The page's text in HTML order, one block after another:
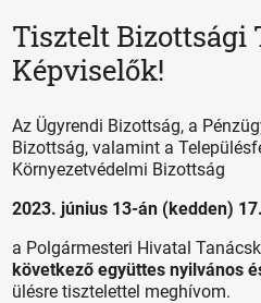
Tisztelt Bizottsági
Képviselők!
Az Ügyrendi Bizottság, a
Bizottság, valamint a
Környezetvédelmi Bizottság
2023. június 13-án (kedden)
a Polgármesteri Hivatal
következő együttes nyilvános
ülésre tisztelettel meghívom.